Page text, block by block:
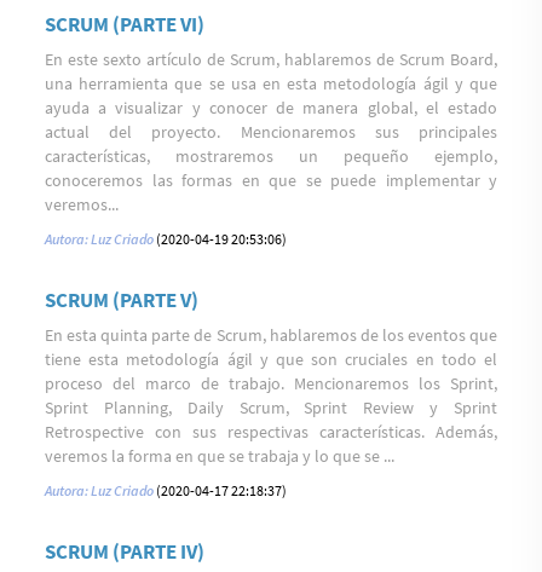
SCRUM (PARTE VI)
En este sexto artículo de Scrum, hablaremos de Scrum Board,
una herramienta que se usa en esta metodología ágil y que
ayuda a visualizar y conocer de manera global, el estado
actual del proyecto. Mencionaremos sus principales
características, mostraremos un pequeño ejemplo,
conoceremos las formas en que se puede implementar y
veremos...
Autora: Luz Criado (2020-04-19 20:53:06)
SCRUM (PARTE V)
En esta quinta parte de Scrum, hablaremos de los eventos que
tiene esta metodología ágil y que son cruciales en todo el
proceso del marco de trabajo. Mencionaremos los Sprint,
Sprint Planning, Daily Scrum, Sprint Review y Sprint
Retrospective con sus respectivas características. Además,
veremos la forma en que se trabaja y lo que se ...
Autora: Luz Criado (2020-04-17 22:18:37)
SCRUM (PARTE IV)